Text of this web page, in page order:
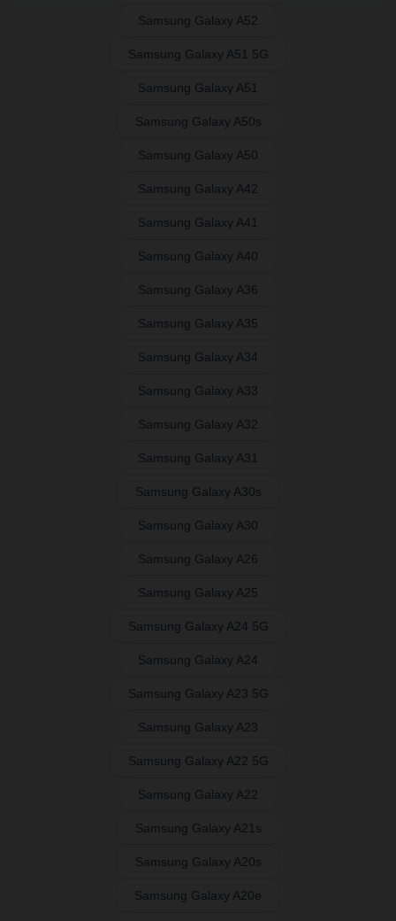
Samsung Galaxy A52
Samsung Galaxy A51 5G
Samsung Galaxy A51
Samsung Galaxy A50s
Samsung Galaxy A50
Samsung Galaxy A42
Samsung Galaxy A41
Samsung Galaxy A40
Samsung Galaxy A36
Samsung Galaxy A35
Samsung Galaxy A34
Samsung Galaxy A33
Samsung Galaxy A32
Samsung Galaxy A31
Samsung Galaxy A30s
Samsung Galaxy A30
Samsung Galaxy A26
Samsung Galaxy A25
Samsung Galaxy A24 5G
Samsung Galaxy A24
Samsung Galaxy A23 5G
Samsung Galaxy A23
Samsung Galaxy A22 5G
Samsung Galaxy A22
Samsung Galaxy A21s
Samsung Galaxy A20s
Samsung Galaxy A20e